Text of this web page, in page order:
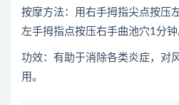
按摩方法：用右手拇指尖点按压
左手拇指点按压右手曲池穴1分钟
功效：有助于消除各类炎症，对
用。